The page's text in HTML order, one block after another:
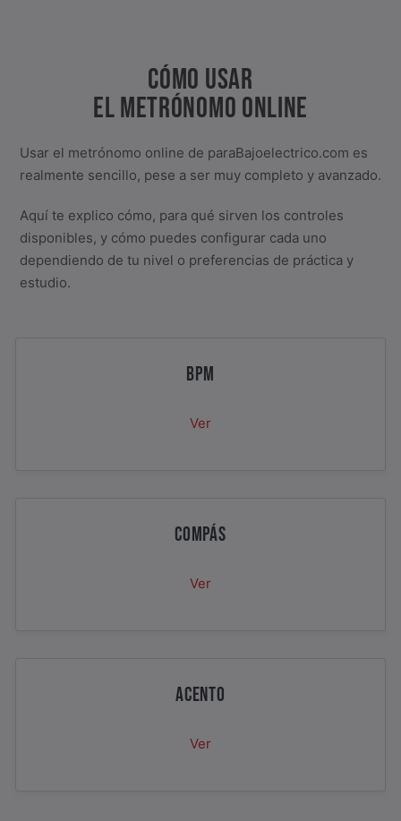
CÓMO USAR
EL METRÓNOMO ONLINE
Usar el metrónomo online de paraBajoelectrico.com es
realmente sencillo, pese a ser muy completo y avanzado.
Aquí te explico cómo, para qué sirven los controles
disponibles, y cómo puedes configurar cada uno
dependiendo de tu nivel o preferencias de práctica y
estudio.
BPM
Ver
COMPÁS
Ver
ACENTO
Ver